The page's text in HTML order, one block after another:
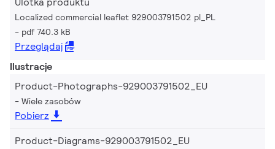
Localized commercial leaflet 929003791502 pl_PL
pdf 740.3 kB
Przeglądaj
Ilustracje
Product-Photographs-929003791502_EU
Wiele zasobów
Pobierz
Product-Diagrams-929003791502_EU